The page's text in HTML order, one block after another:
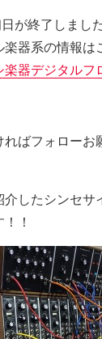
が終了しまし
楽器系の情報は
楽器デジタルフ
ればフォローお
介したシンセサ
！